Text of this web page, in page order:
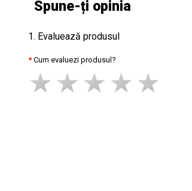
Spune-ți opinia
1. Evaluează produsul
Cum evaluezi produsul?